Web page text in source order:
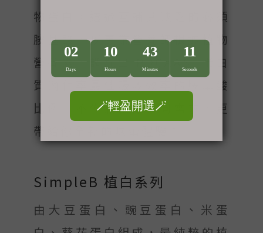
物蛋白。透過互補其缺乏的必須
胺基酸，以專業營養師根據植物
營養素，調配出 PDCAAS*蛋白
質消化率最佳吸收效率的胺基酸
比例。不僅滿足你不同需求，更
帶給你全新的味蕾體驗：
SimpleB 植白系列
由大豆蛋白、豌豆蛋白、米蛋